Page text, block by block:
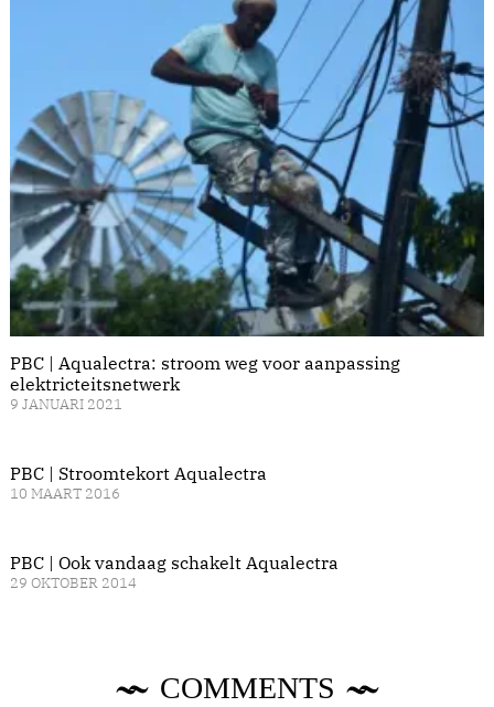
PBC | Aqualectra: stroom weg voor aanpassing
elektricteitsnetwerk
9 JANUARI 2021
PBC | Stroomtekort Aqualectra
10 MAART 2016
PBC | Ook vandaag schakelt Aqualectra
29 OKTOBER 2014
COMMENTS